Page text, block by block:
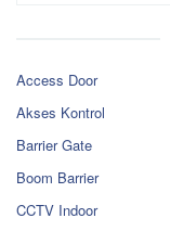
Access Door
Akses Kontrol
Barrier Gate
Boom Barrier
CCTV Indoor